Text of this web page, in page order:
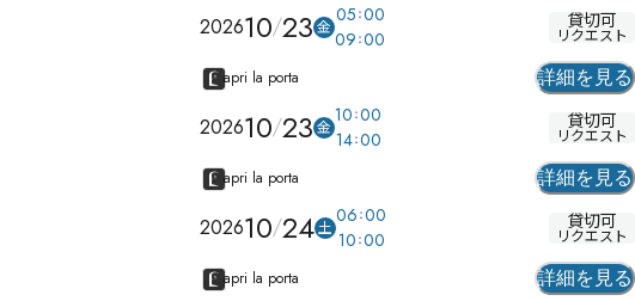
202610 23 金
05 00
09 00
貸切可
リクエスト
apri la porta
詳細を見る
202610 23 金
10 00
14 00
貸切可
リクエスト
apri la porta
詳細を見る
202610 24土
06 00
10 00
貸切可
リクエスト
apri la porta
詳細を見る